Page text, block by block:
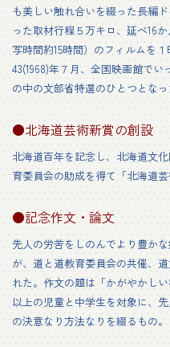
も美しい触れ合いを綴った長編
った取材行程５万キロ、延べ16
写時間約15時間）のフィルムを
43(1968)年７月、全国映画館で
の中の文部省特選のひとつとな
●北海道芸術新賞の創設
北海道百年を記念し、北海道文
育委員会の助成を得て「北海道
●記念作文・論文
先人の労苦をしのんでより豊か
が、道と道教育委員会の共催、
れた。作文の題は「かがやかし
以上の児童と中学生を対象に、
の決意なり方法なりを綴るもの。